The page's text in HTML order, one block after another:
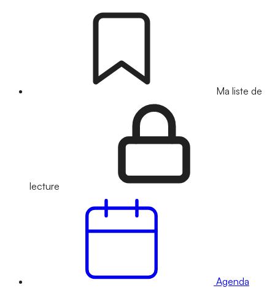
Ma liste de
lecture
Agenda